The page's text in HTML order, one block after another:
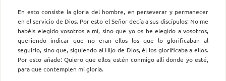
En esto consiste la gloria del hombre, en perseverar y permanecer
en el servicio de Dios. Por esto el Señor decía a sus discípulos: No me
habéis elegido vosotros a mí, sino que yo os he elegido a vosotros,
queriendo indicar que no eran ellos los que lo glorificaban al
seguirlo, sino que, siguiendo al Hijo de Dios, él los glorificaba a ellos.
Por esto añade: Quiero que ellos estén conmigo allí donde yo esté,
para que contemplen mi gloria.